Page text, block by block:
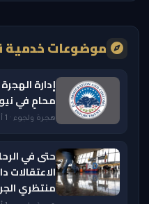
موضوعات خدمية
إدارة
محامٍ في نيويورك
هجرة ولجوء · 1 أغسطس 2026 — 7:10 PM
منتظري